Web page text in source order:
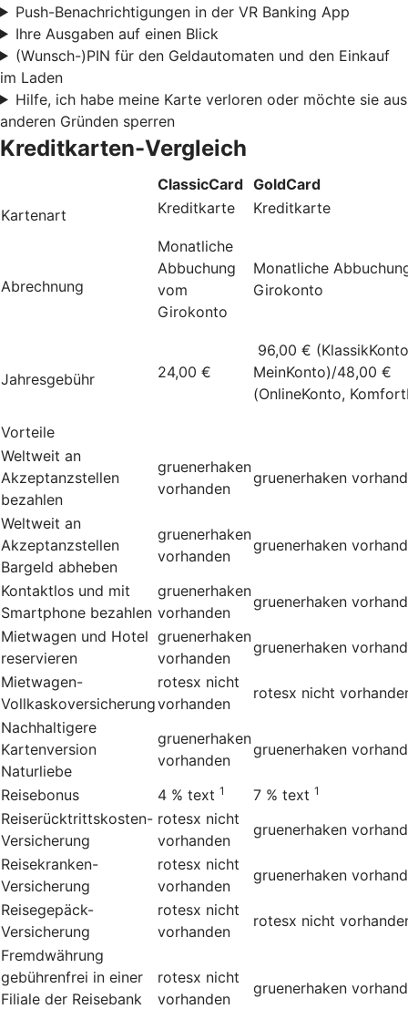
Push-Benachrichtigungen in der VR Banking App
Ihre Ausgaben auf einen Blick
(Wunsch-)PIN für den Geldautomaten und den Einkauf
im Laden
Hilfe, ich habe meine Karte verloren oder möchte sie aus
anderen Gründen sperren
Kreditkarten-Vergleich
ClassicCard GoldCard
Kartenart
Kreditkarte Kreditkarte
Abrechnung
Monatliche
Abbuchung
vom
Girokonto
Monatliche
Girokonto
Jahresgebühr 24,00 €
96,00 €
MeinKonto)/48,00 €
(OnlineKonto,
Vorteile
Weltweit an
Akzeptanzstellen
bezahlen
gruenerhaken
vorhanden
gruenerhaken
Weltweit an
Akzeptanzstellen
Bargeld abheben
gruenerhaken
vorhanden
gruenerhaken
Kontaktlos und mit
Smartphone bezahlen
gruenerhaken
vorhanden
gruenerhaken
Mietwagen und Hotel
reservieren
gruenerhaken
vorhanden
gruenerhaken
Mietwagen-
Vollkaskoversicherung
rotesx nicht
vorhanden
rotesx nicht
Nachhaltigere
Kartenversion
Naturliebe
gruenerhaken
vorhanden
gruenerhaken
Reisebonus 4 % text 1 7 % text 1
Reiserücktrittskosten-
Versicherung
rotesx nicht
vorhanden
gruenerhaken
Reisekranken-
Versicherung
rotesx nicht
vorhanden
gruenerhaken
Reisegepäck-
Versicherung
rotesx nicht
vorhanden
rotesx nicht
Fremdwährung
gebührenfrei in einer
Filiale der Reisebank
rotesx nicht
vorhanden
gruenerhaken